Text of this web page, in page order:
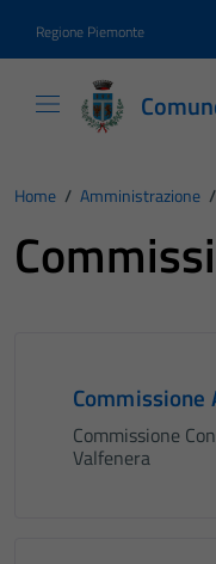
Regione Piemonte
Home / Amministrazione /
Commissione
Commissione
Valfenera